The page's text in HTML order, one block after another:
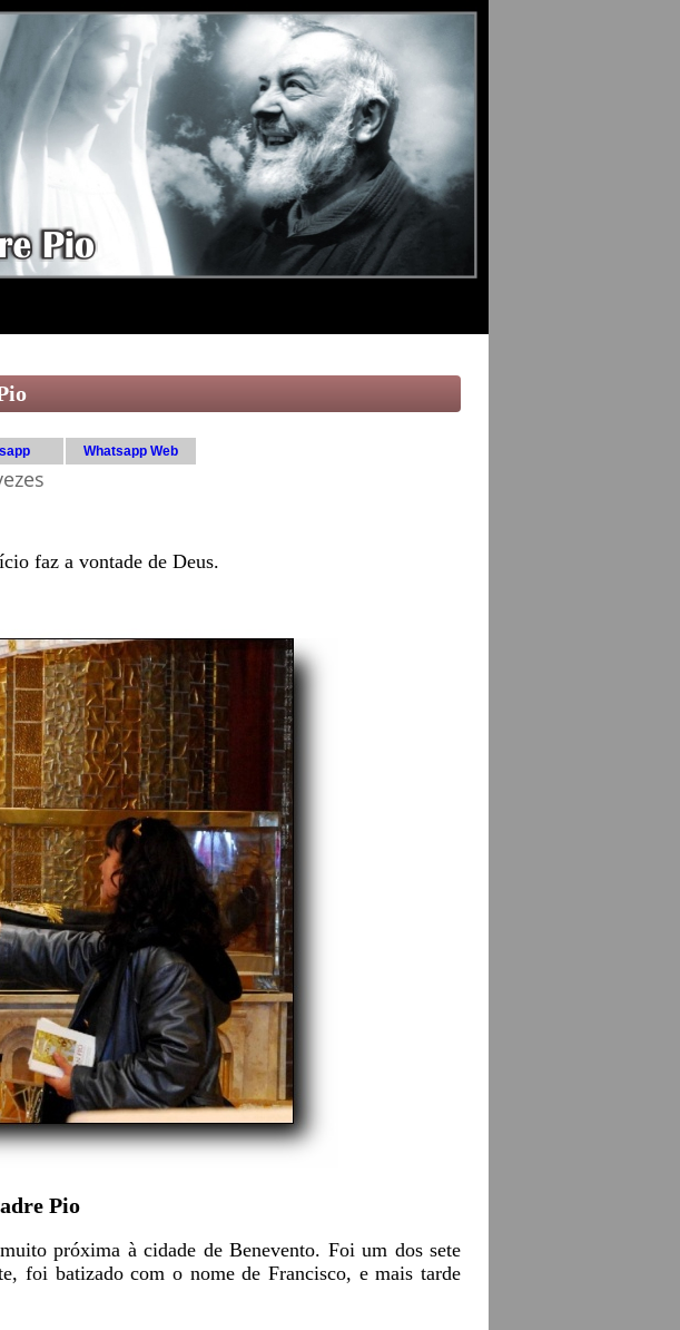
Whatsapp Web
faz a vontade de Deus.
Pio
próxima à cidade de Benevento. Foi um dos sete
foi batizado com o nome de Francisco, e mais tarde